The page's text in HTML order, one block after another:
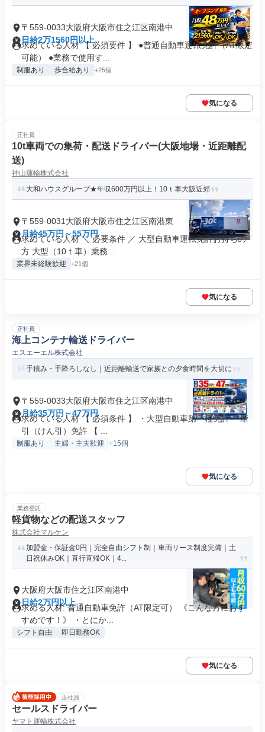
〒559-0033大阪府大阪市住之江区南港中
日給2万1560円以上
求めている人材 【 必須要件 】 ●普通自動車運転免許（AT限定
可能） ●業務で使用す...
制服あり 歩合給あり +25個
気になる
正社員
10t車両での集荷・配送ドライバー(大阪地場・近距離配
送)
神山運輸株式会社
大和ハウスグループ★年収600万円以上！10ｔ車大阪近郊
〒559-0031大阪府大阪市住之江区南港東
月給45万円～55万円
求めている人材 ＼ 必要条件 ／ 大型自動車運転免許お持ちの
方 大型（10ｔ車）乗務...
業界未経験歓迎 +21個
気になる
正社員
海上コンテナ輸送ドライバー
エスエーエル株式会社
手積み・手降ろしなし｜近距離輸送で家族との夕食時間を大切に
〒559-0033大阪府大阪市住之江区南港中
月給35万円～47万円
求めている人材 【 必須条件 】 ・大型自動車第一種免許 ・牽
引（けん引）免許 【 ...
制服あり 主婦・主夫歓迎 +15個
気になる
業務委託
軽貨物などの配送スタッフ
株式会社マルケン
加盟金・保証金0円｜完全自由シフト制｜車両リース制度完備｜土
日祝休みOK｜直行直帰OK｜4...
大阪府大阪市住之江区南港中
日給2万円以上
求める人材: 普通自動車免許（AT限定可） 《こんな方におす
すめです！》 ・とにか...
シフト自由 即日勤務OK
気になる
正社員
セールスドライバー
ヤマト運輸株式会社